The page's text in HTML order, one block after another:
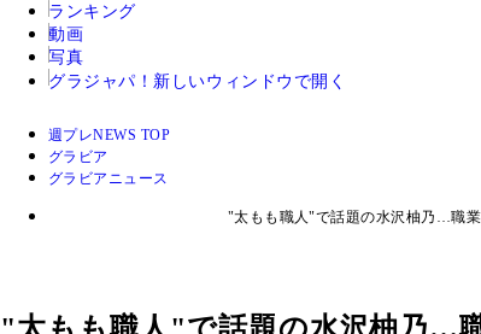
ランキング
動画
写真
グラジャパ！ 新しいウィンドウで開く
週プレNEWS TOP
グラビア
グラビアニュース
"太もも職人"で話題の水沢柚乃…職業
"太もも職人"で話題の水沢柚乃…